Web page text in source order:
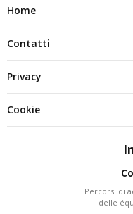
Home
Contatti
Privacy
Cookie
Percorsi di
delle